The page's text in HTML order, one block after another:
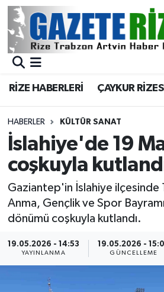
RİZE HABERLERİ ÇAYKUR
HABERLER KÜLTÜR SANAT
İslahiye'de 19
coşkuyla
Gaziantep'in İslahiye ilçesinde
Anma, Gençlik ve Spor
dönümü coşkuyla kutlandı.
19.05.2026 - 14:53
YAYINLANMA
19.05.2026 -
GÜNCELLEME
BÖLGEMİZ
Asayiş
Rize Jandarma Komutanlığı
Bilim Teknoloji
Bölge
Advertising news
Canlı Maç
ÇEVRE
Merkez Nöbetçi Eczaneler
Merkez Trafik Yoğunluk
Süper Lig Puan Durumu ve
Tüm Manşetler
Son Dakika Haberleri
Haber Arşivi